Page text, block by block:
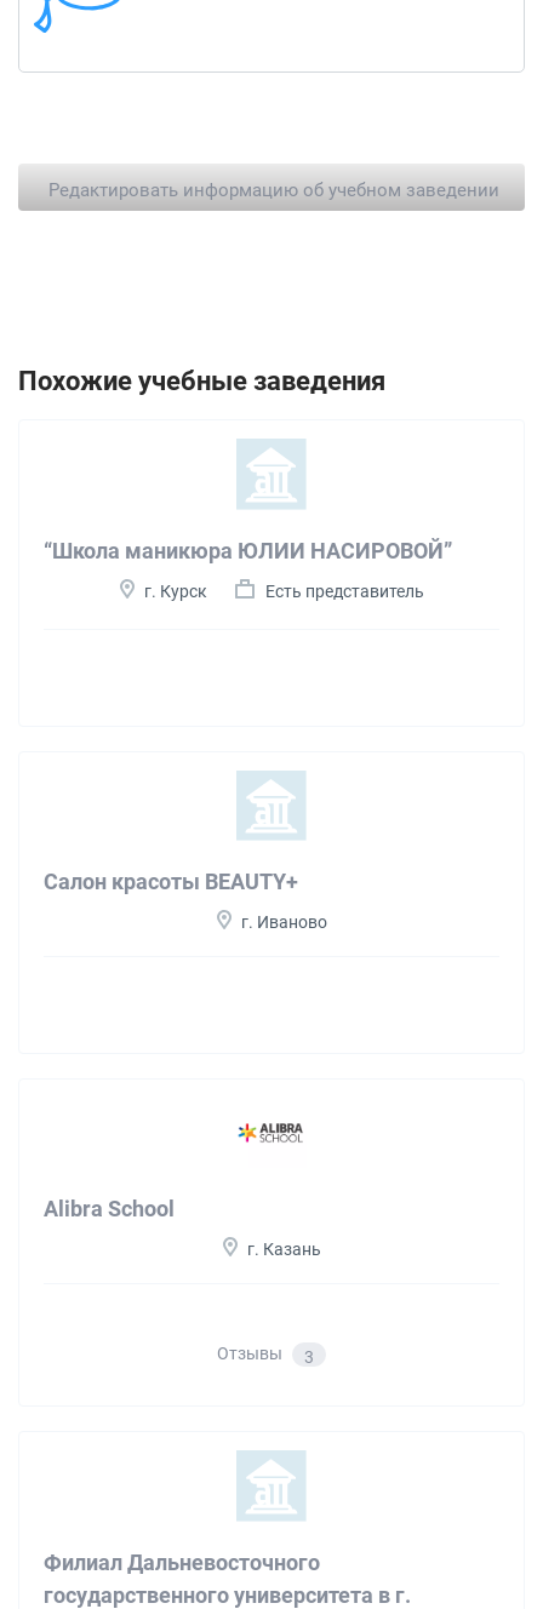
Редактировать информацию об учебном заведении
Похожие учебные заведения
“Школа маникюра ЮЛИИ НАСИРОВОЙ”
г. Курск Есть представитель
Салон красоты BEAUTY+
г. Иваново
Alibra School
г. Казань
Отзывы 3
Филиал Дальневосточного
государственного университета в г.